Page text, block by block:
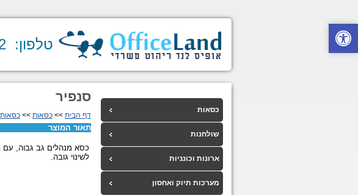
טלפון: 03-6880062
כסאות
שולחנות
ארונות וכונניות
מערכות תיוק ואחסון
סנפיר
דף הבית >> כסאות >>
תאור המוצר
כסא מנהלים גב גבוה, עם
לשינוי גובה.